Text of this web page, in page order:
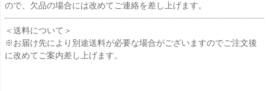
ので、欠品の場合には改めてご連絡を差し上げます。
＜送料について＞
※お届け先により別途送料が必要な場合がございますのでご注文後
に改めてご案内差し上げます。